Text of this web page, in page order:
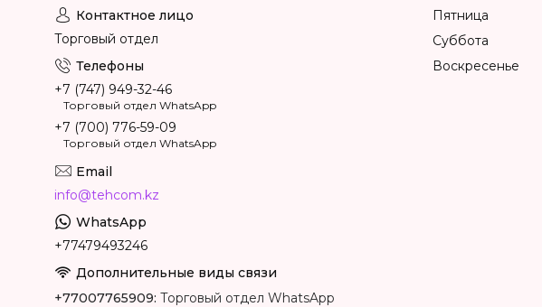
Торговый отдел
+7 (747) 949-32-46
Торговый отдел WhatsApp
+7 (700) 776-59-09
Торговый отдел WhatsApp
info@tehcom.kz
+77479493246
+77007765909 Торговый отдел WhatsApp
Пятница
Суббота
Воскресенье